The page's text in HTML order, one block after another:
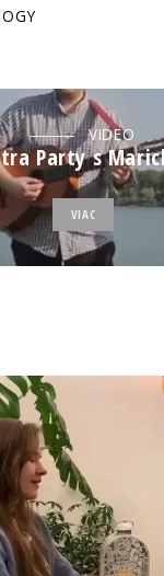
VIDEO
Party s
VIAC